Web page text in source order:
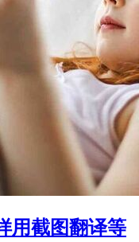
用截图翻译等